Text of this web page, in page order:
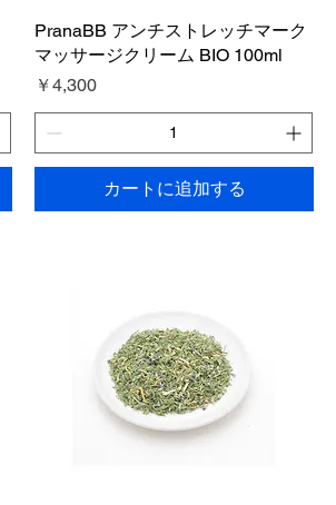
PranaBB アンチストレッチマーク
マッサージクリーム BIO 100ml
価格
￥4,300
カートに追加する